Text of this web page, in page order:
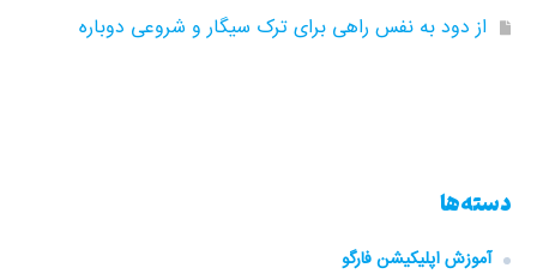
از دود به نفس راهی برای ترک سیگار و شروعی دوباره
دسته‌ها
آموزش اپلیکیشن فارگو